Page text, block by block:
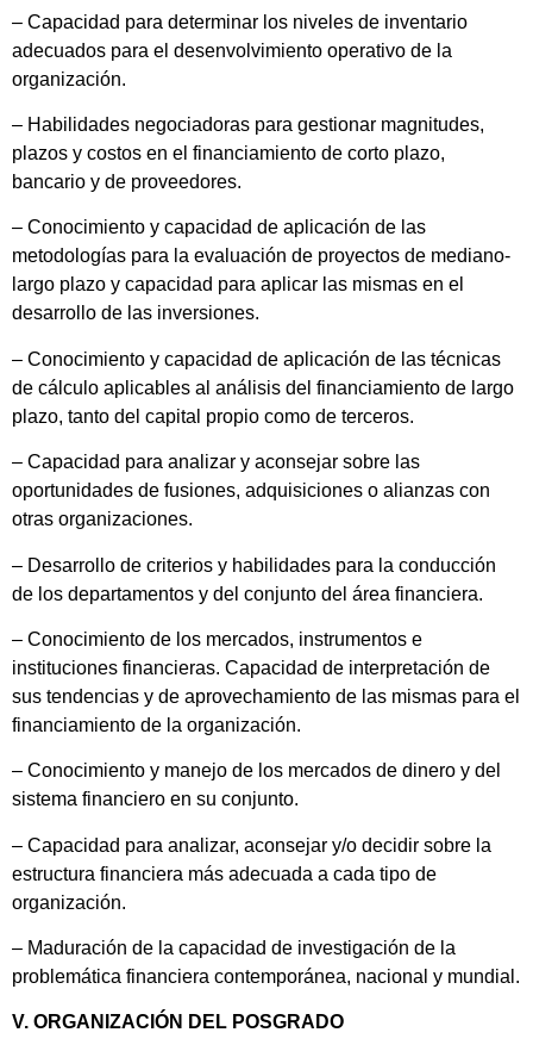
– Capacidad para determinar los niveles de inventario
adecuados para el desenvolvimiento operativo de la
organización.
– Habilidades negociadoras para gestionar magnitudes,
plazos y costos en el financiamiento de corto plazo,
bancario y de proveedores.
– Conocimiento y capacidad de aplicación de las
metodologías para la evaluación de proyectos de mediano-
largo plazo y capacidad para aplicar las mismas en el
desarrollo de las inversiones.
– Conocimiento y capacidad de aplicación de las técnicas
de cálculo aplicables al análisis del financiamiento de largo
plazo, tanto del capital propio como de terceros.
– Capacidad para analizar y aconsejar sobre las
oportunidades de fusiones, adquisiciones o alianzas con
otras organizaciones.
– Desarrollo de criterios y habilidades para la conducción
de los departamentos y del conjunto del área financiera.
– Conocimiento de los mercados, instrumentos e
instituciones financieras. Capacidad de interpretación de
sus tendencias y de aprovechamiento de las mismas para el
financiamiento de la organización.
– Conocimiento y manejo de los mercados de dinero y del
sistema financiero en su conjunto.
– Capacidad para analizar, aconsejar y/o decidir sobre la
estructura financiera más adecuada a cada tipo de
organización.
– Maduración de la capacidad de investigación de la
problemática financiera contemporánea, nacional y mundial.
V. ORGANIZACIÓN DEL POSGRADO